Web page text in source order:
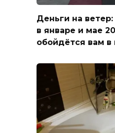
Деньги на
в январе и мае
обойдётся вам в